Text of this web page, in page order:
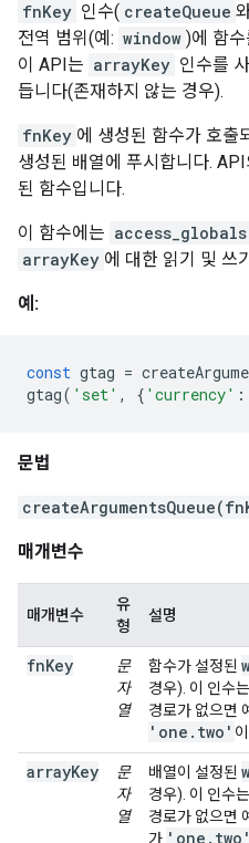
fnKey 인수( createQueue
전역 범위(예: window )에 함
이 API는 arrayKey 인수를
듭니다(존재하지 않는 경우).
fnKey 에 생성된 함수가 호출
생성된 배열에 푸시합니다.
된 함수입니다.
이 함수에는 access_globals
arrayKey 에 대한 읽기 및 쓰
예:
const gtag =
gtag( 'set' , { 'currency' :
문법
매개변수
매개변수
유
형
설명
fnKey
문
자
열
함수가 설정된
경우). 이 인수
경로가 없으면
'one . two'
arrayKey
문
자
열
배열이 설정된
경우). 이 인수
경로가 없으면
가 'one . two'